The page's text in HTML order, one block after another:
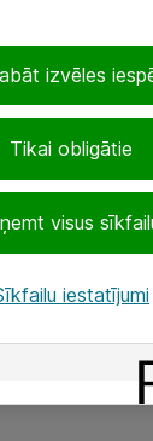
Tikai obligātie
visus
izvēles
iestatījumi